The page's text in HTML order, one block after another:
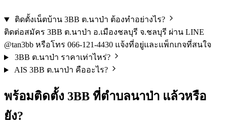
ติดตั้งเน็ตบ้าน 3BB ต.นาป่า ต้องทำอย่างไร?
ติดต่อสมัคร 3BB ต.นาป่า อ.เมืองชลบุรี จ.ชลบุรี ผ่าน LINE
@tan3bb หรือโทร 066-121-4430 แจ้งที่อยู่และแพ็กเกจที่สนใจ
3BB ต.นาป่า ราคาเท่าไหร่?
AIS 3BB ต.นาป่า คืออะไร?
พร้อมติดตั้ง 3BB ที่ตำบลนาป่า แล้วหรือ
ยัง?